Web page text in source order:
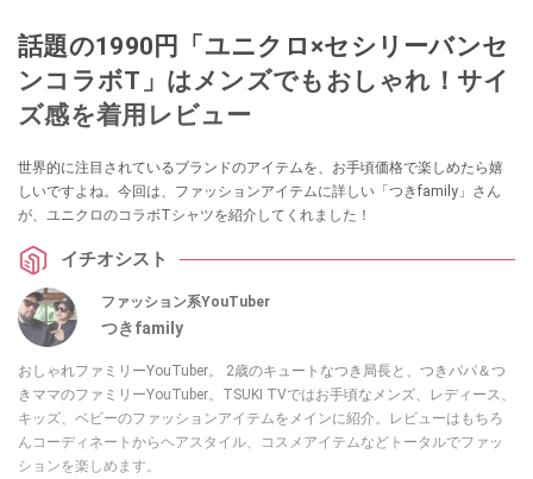
話題の1990円「ユニクロ×セシリーバンセ
ンコラボT」はメンズでもおしゃれ！サイ
ズ感を着用レビュー
世界的に注目されているブランドのアイテムを、お手頃価格で楽しめたら嬉
しいですよね。今回は、ファッションアイテムに詳しい「つきfamily」さん
が、ユニクロのコラボTシャツを紹介してくれました！
イチオシスト
ファッション系YouTuber
つきfamily
おしゃれファミリーYouTuber。 2歳のキュートなつき局長と、つきパパ＆つ
きママのファミリーYouTuber。TSUKI TVではお手頃なメンズ、レディース、
キッズ、ベビーのファッションアイテムをメインに紹介。レビューはもちろ
んコーディネートからヘアスタイル、コスメアイテムなどトータルでファッ
ションを楽しめます。